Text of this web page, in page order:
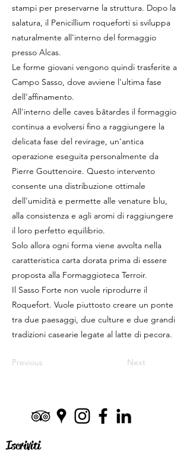
stampi per preservarne la struttura. Dopo la
salatura, il Penicillium roqueforti si sviluppa
naturalmente all'interno del formaggio
presso Alcas.
Le forme giovani vengono quindi trasferite a
Campo Sasso, dove avviene l'ultima fase
dell'affinamento.
All'interno delle caves bâtardes il formaggio
continua a evolversi fino a raggiungere la
delicata fase del revirage, un'antica
operazione eseguita personalmente da
Pierre Gouttenoire. Questo intervento
consente una distribuzione ottimale
dell'umidità e permette alle venature blu,
alla consistenza e agli aromi di raggiungere
il loro perfetto equilibrio.
Solo allora ogni forma viene avvolta nella
caratteristica carta dorata prima di essere
proposta alla Formaggioteca Terroir.
Il Sasso Forte non vuole riprodurre il
Roquefort. Vuole piuttosto creare un ponte
tra due paesaggi, due culture e due grandi
tradizioni casearie legate al latte di pecora.
Previous Next
Iscriviti